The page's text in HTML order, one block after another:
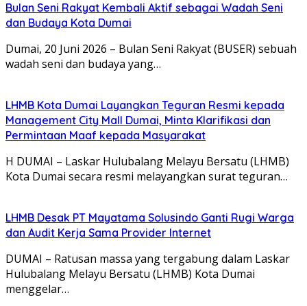
Bulan Seni Rakyat Kembali Aktif sebagai Wadah Seni
dan Budaya Kota Dumai
Dumai, 20 Juni 2026 – Bulan Seni Rakyat (BUSER) sebuah
wadah seni dan budaya yang…
LHMB Kota Dumai Layangkan Teguran Resmi kepada
Management City Mall Dumai, Minta Klarifikasi dan
Permintaan Maaf kepada Masyarakat
H DUMAI – Laskar Hulubalang Melayu Bersatu (LHMB)
Kota Dumai secara resmi melayangkan surat teguran…
LHMB Desak PT Mayatama Solusindo Ganti Rugi Warga
dan Audit Kerja Sama Provider Internet
DUMAI – Ratusan massa yang tergabung dalam Laskar
Hulubalang Melayu Bersatu (LHMB) Kota Dumai
menggelar…